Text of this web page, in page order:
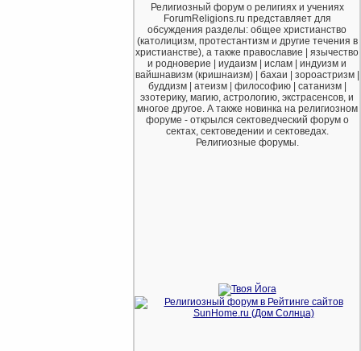
Религиозный форум о религиях и учениях
ForumReligions.ru представляет для
обсуждения разделы: общее христианство
(католицизм, протестантизм и другие течения в
христианстве), а также православие | язычество
и родноверие | иудаизм | ислам | индуизм и
вайшнавизм (кришнаизм) | бахаи | зороастризм |
буддизм | атеизм | философию | сатанизм |
эзотерику, магию, астрологию, экстрасенсов, и
многое другое. А также новинка на религиозном
форуме - открылся сектоведческий форум о
сектах, сектоведении и сектоведах.
Религиозные форумы.